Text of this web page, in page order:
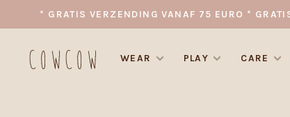
* GRATIS VERZENDING VANAF 75 EURO *
WEAR PLAY CARE